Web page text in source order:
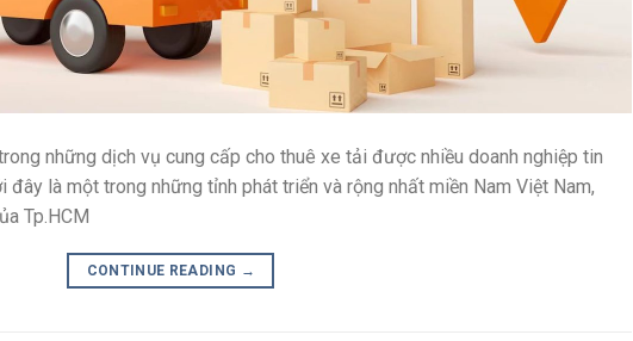
những dịch vụ cung cấp cho thuê xe tải được nhiều doanh nghiệp tin
đây là một trong những tỉnh phát triển và rộng nhất miền Nam Việt Nam,
Tp.HCM
CONTINUE READING →